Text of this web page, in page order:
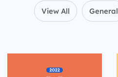
View All General